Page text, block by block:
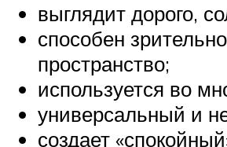
выглядит дорого,
способен
пространство;
используется во
универсальный и
создает